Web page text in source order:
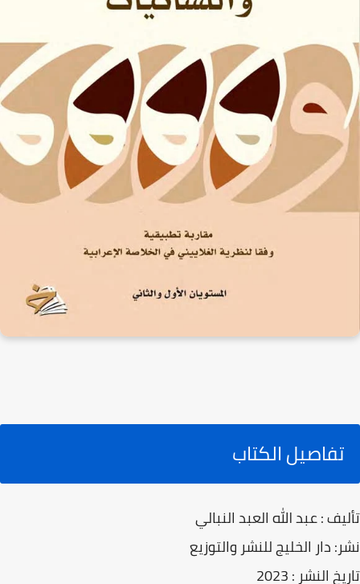
تفاصيل الكتاب
تأليف : عبد الله العبد النبالي
نشر: دار الخليج للنشر والتوزيع
تاريخ النشر : 2023